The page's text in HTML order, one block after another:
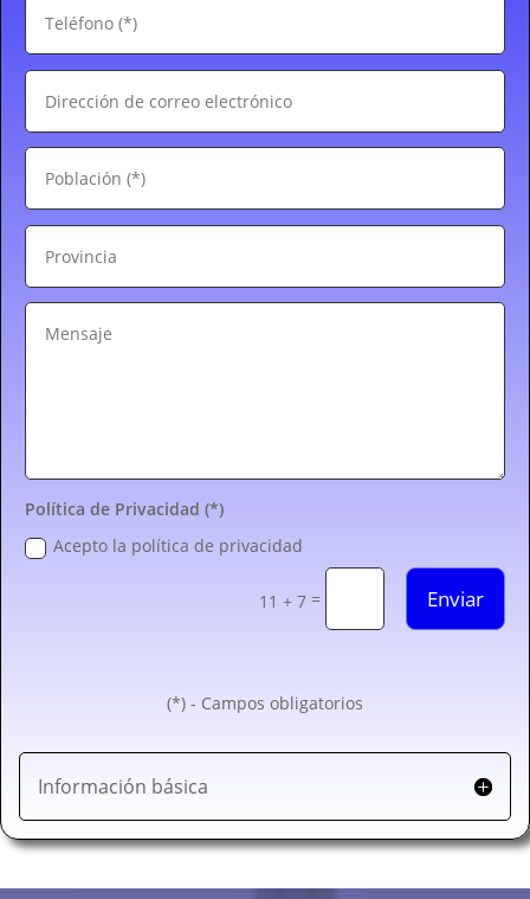
Política de Privacidad (*)
Acepto la política de privacidad
11 + 7 = Enviar
(*) - Campos obligatorios
Información básica